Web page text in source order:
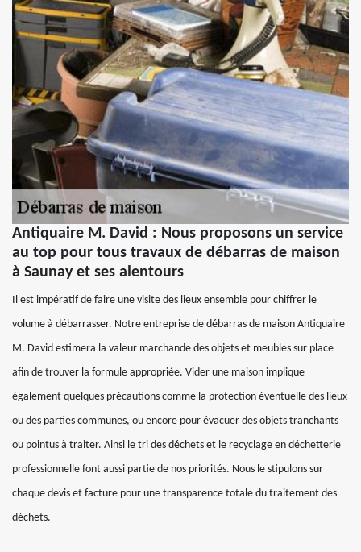
Antiquaire M. David : Nous proposons un service
au top pour tous travaux de débarras de maison
à Saunay et ses alentours
Il est impératif de faire une visite des lieux ensemble pour chiffrer le
volume à débarrasser. Notre entreprise de débarras de maison Antiquaire
M. David estimera la valeur marchande des objets et meubles sur place
afin de trouver la formule appropriée. Vider une maison implique
également quelques précautions comme la protection éventuelle des lieux
ou des parties communes, ou encore pour évacuer des objets tranchants
ou pointus à traiter. Ainsi le tri des déchets et le recyclage en déchetterie
professionnelle font aussi partie de nos priorités. Nous le stipulons sur
chaque devis et facture pour une transparence totale du traitement des
déchets.